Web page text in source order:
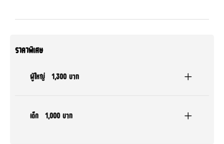
ราคาพิเศษ
ผู้ใหญ่ 1,300 บาท
เด็ก 1,000 บาท